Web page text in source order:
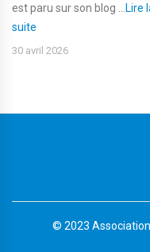
est paru sur son blog ...
Lire
suite
30 avril 2026
© 2023